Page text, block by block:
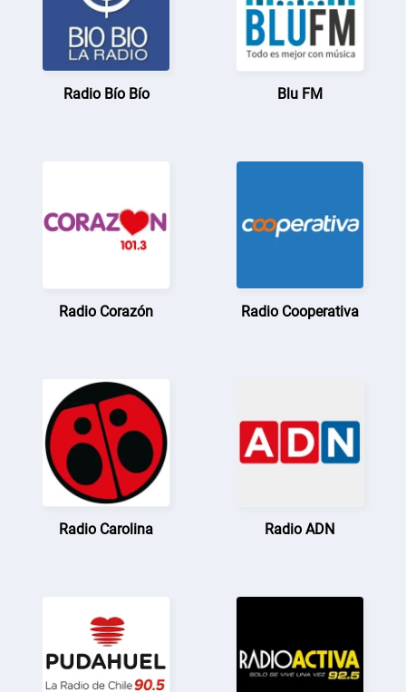
Radio Bío Bío Blu FM
Radio Corazón Radio Cooperativa
Radio Carolina Radio ADN